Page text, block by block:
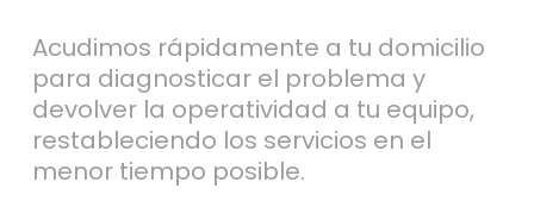
Acudimos rápidamente a tu domicilio
para diagnosticar el problema y
devolver la operatividad a tu equipo,
restableciendo los servicios en el
menor tiempo posible.